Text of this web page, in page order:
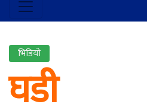
भिडियो
घडी